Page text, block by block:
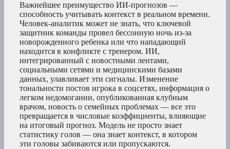
Важнейшее преимущество ИИ-прогнозов —
способность учитывать контекст в реальном времени.
Человек-аналитик может не знать, что ключевой
защитник команды провел бессонную ночь из-за
новорожденного ребенка или что нападающий
находится в конфликте с тренером. ИИ,
интегрированный с новостными лентами,
социальными сетями и медицинскими базами
данных, улавливает эти сигналы. Изменение
тональности постов игрока в соцсетях, информация о
легком недомогании, опубликованная клубным
врачом, новость о семейных проблемах — все это
превращается в числовые коэффициенты, влияющие
на итоговый прогноз. Модель не просто знает
статистику голов — она знает контекст, в котором
эти головы забиваются или пропускаются.